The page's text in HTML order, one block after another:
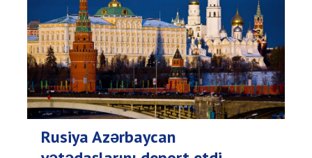
Rusiya Azərbaycan